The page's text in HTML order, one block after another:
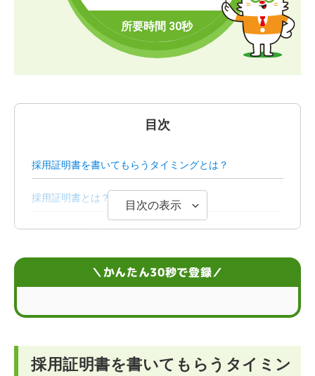
目次
採用証明書を書いてもらうタイミングとは？
採用証明書とは？必要になる状況
会社企業に採用証明書を書いてもらうときのポイント
目次の表示
＼かんたん30秒で登録／
採用証明書を書いてもらうタイミン